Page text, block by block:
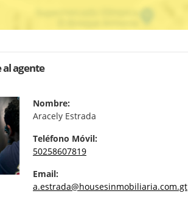
al agente
Nombre:
Aracely Estrada
Teléfono Móvil:
50258607819
Email:
a.estrada@housesinmobiliaria.com.gt